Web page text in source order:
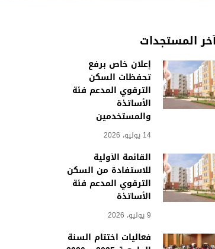
المستجدات
إعلان خاص برفع
تحفظات السكن
الترقوي المدعم فئة
الأساتذة
والمستخدمين
14 يوليو، 2026
القائمة الأولية
للاستفادة من السكن
الترقوي المدعم فئة
الأساتذة
9 يوليو، 2026
فعاليات اختتام السنة